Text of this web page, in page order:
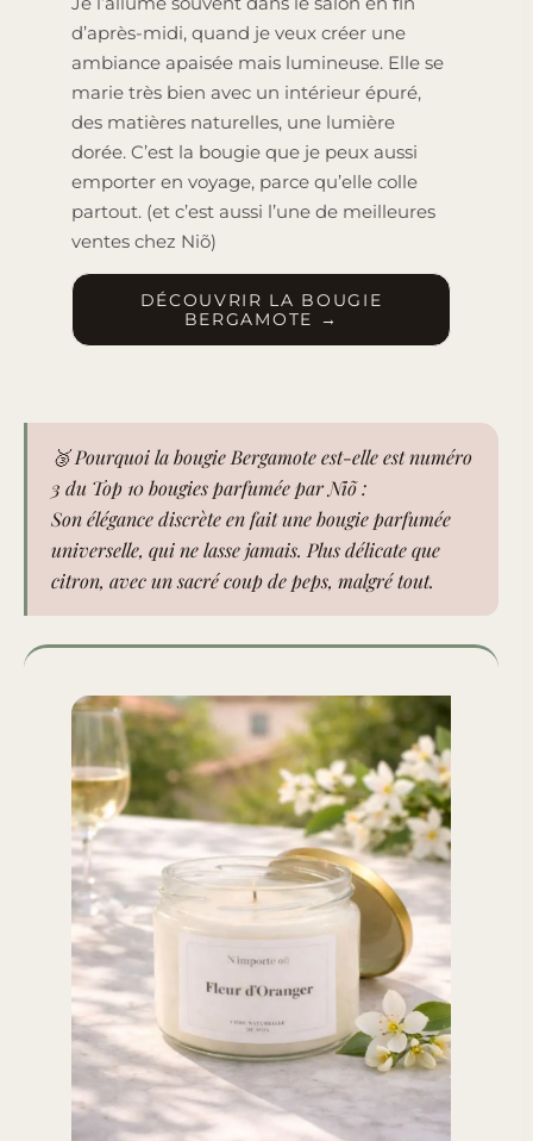
d’après-midi, quand je veux créer une
ambiance apaisée mais lumineuse. Elle se
marie très bien avec un intérieur épuré,
des matières naturelles, une lumière
dorée. C’est la bougie que je peux aussi
emporter en voyage, parce qu’elle colle
partout. (et c’est aussi l’une de meilleures
ventes chez Niõ)
DÉCOUVRIR LA BOUGIE
BERGAMOTE →
🥉Pourquoi la bougie Bergamote est-elle est numéro
3 du Top 10 bougies parfumée par Niõ :
Son élégance discrète en fait une bougie parfumée
universelle, qui ne lasse jamais. Plus délicate que
citron, avec un sacré coup de peps, malgré tout.